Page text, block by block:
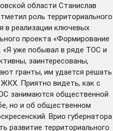
области Станислав
роль территориального
в реализации ключевых
проекта «Формирование
уже побывал в ряде ТОС и
заинтересованы,
гранты, им удается решать
Приятно видеть, как с
занимаются общественной
но и об общественном
Врио губернатора
развитие территориального